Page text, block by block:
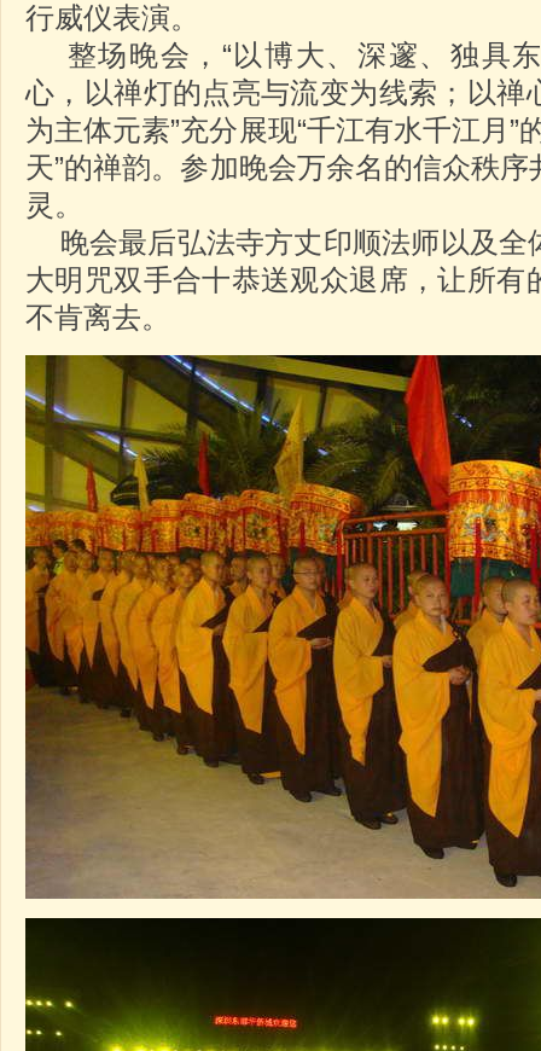
行威仪表演。
整场晚会，“以博大、深邃、独具
心，以禅灯的点亮与流变为线索；以禅
为主体元素”充分展现“千江有水千江月”
天”的禅韵。参加晚会万余名的信众秩
灵。
晚会最后弘法寺方丈印顺法师以及全
大明咒双手合十恭送观众退席，让所有
不肯离去。